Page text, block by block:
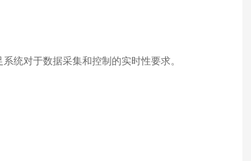
对于数据采集和控制的实时性要求。